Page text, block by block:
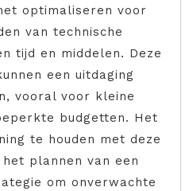
optimaliseren voor
van technische
tijd en middelen. Deze
een uitdaging
vooral voor kleine
budgetten. Het
te houden met deze
plannen van een
om onverwachte